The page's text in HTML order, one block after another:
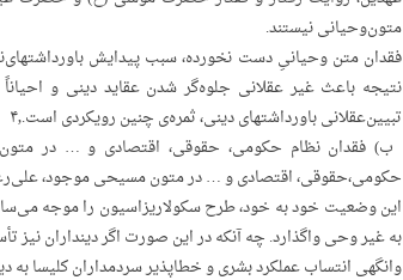
متون‌وحیانی‌ نیستند.
فقدان‌ متن‌ وحیانیِ‌ دست‌ نخورده، سبب‌ پیدایش‌
نتیجه‌ باعث‌ غیر عقلانی‌ جلوه‌گر شدن‌ عقاید دینی‌ و
تبیین‌عقلانی‌ باورداشتهای‌ دینی، ثمره‌ی‌ چنین‌ رویکردی‌ است.۴٫
حکومی،حقوقی، اقتصادی‌ و … در متون‌ مسیحی‌ موجود،
این‌ وضعیت‌ خود به‌ خود، طرح‌ سکولاریزاسیون‌ را موجه‌
به‌ غیر وحی‌ واگذارد. چه‌ آنکه‌ در این‌ صورت‌ اگر دینداران‌ نیز
وانگهی‌ انتساب‌ عملکرد بشری‌ و خطاپذیر سردمداران‌ کلیسا به‌